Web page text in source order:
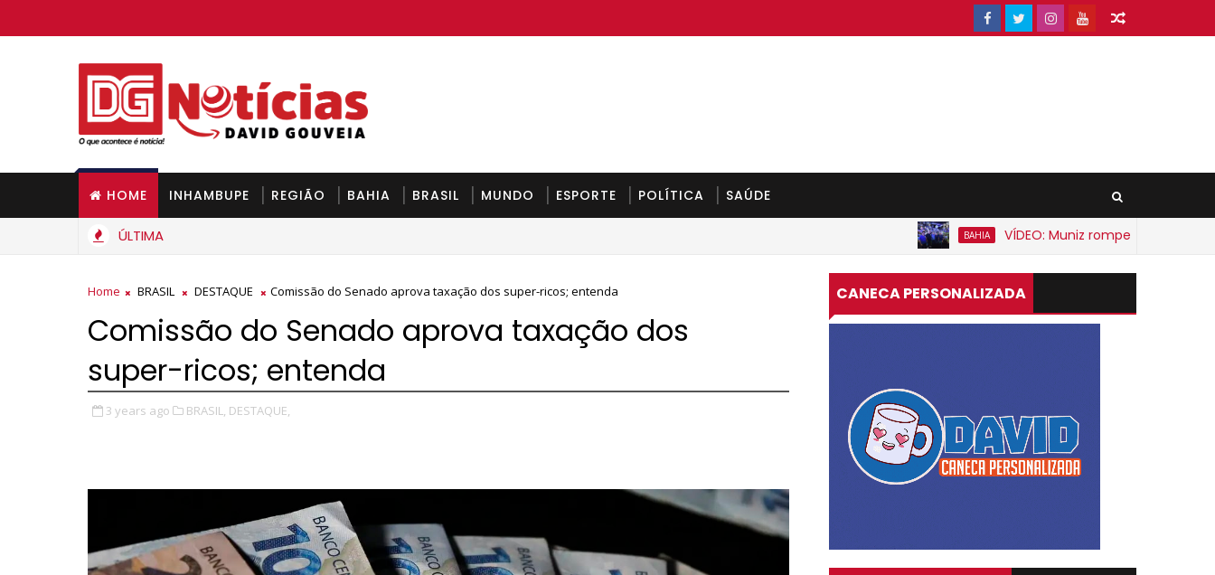
HOME INHAMBUPE REGIÃO BAHIA BRASIL MUNDO ESPORTE POLÍTICA SAÚDE
ÚLTIMA BAHIA
VÍDEO: Muniz rompe expectativa e
Home BRASIL DESTAQUE Comissão do Senado aprova taxação dos super-ricos; entenda
Comissão do Senado aprova taxação dos
super-ricos; entenda
3 years ago BRASIL, DESTAQUE,
CANECA PERSONALIZADA